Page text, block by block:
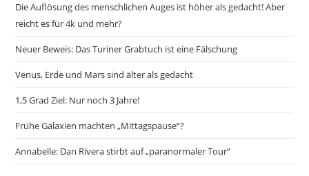
Die Auflösung des menschlichen Auges ist höher als gedacht! Aber
reicht es für 4k und mehr?
Neuer Beweis: Das Turiner Grabtuch ist eine Fälschung
Venus, Erde und Mars sind älter als gedacht
1,5 Grad Ziel: Nur noch 3 Jahre!
Frühe Galaxien machten „Mittagspause“?
Annabelle: Dan Rivera stirbt auf „paranormaler Tour“